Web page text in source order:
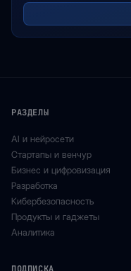
РАЗДЕЛЫ
AI и нейросети
Стартапы и венчур
Бизнес и цифровизация
Разработка
Кибербезопасность
Продукты и гаджеты
Аналитика